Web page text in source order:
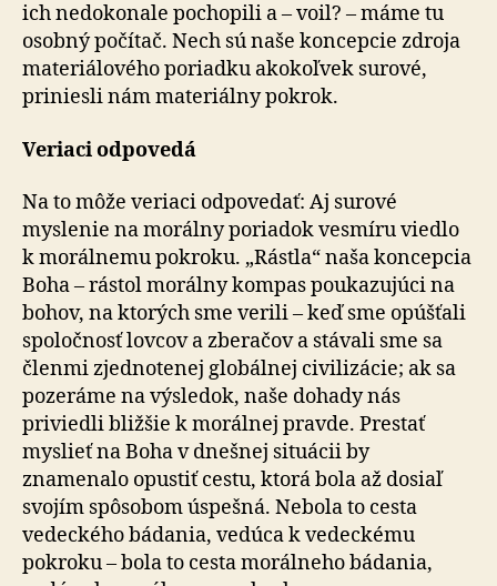
ich nedokonale pochopili a – voil? – máme tu
osobný počítač. Nech sú naše koncepcie zdroja
materiálového poriadku akokoľvek surové,
priniesli nám materiálny pokrok.
Veriaci odpovedá
Na to môže veriaci odpovedať: Aj surové
myslenie na morálny poriadok vesmíru viedlo
k morálnemu pokroku. „Rástla“ naša koncepcia
Boha – rástol morálny kompas poukazujúci na
bohov, na ktorých sme verili – keď sme opúšťali
spoločnosť lovcov a zberačov a stávali sme sa
členmi zjednotenej globálnej civilizácie; ak sa
pozeráme na výsledok, naše dohady nás
priviedli bližšie k morálnej pravde. Prestať
myslieť na Boha v dnešnej situácii by
znamenalo opustiť cestu, ktorá bola až dosiaľ
svojím spôsobom úspešná. Nebola to cesta
vedeckého bádania, vedúca k vedeckému
pokroku – bola to cesta morálneho bádania,